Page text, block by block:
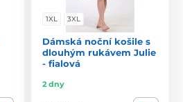
1XL 3XL
Dámská noční košile s
dlouhým rukávem Julie
- fialová
2 dny